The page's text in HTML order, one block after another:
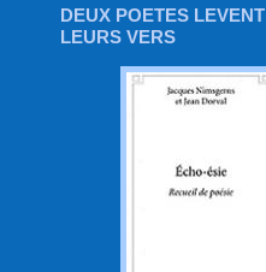
DEUX POETES LEVENT
LEURS VERS